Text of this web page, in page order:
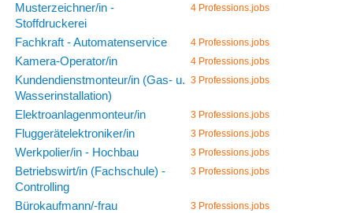
Musterzeichner/in -
Stoffdruckerei
4 Professions.jobs
Fachkraft - Automatenservice 4 Professions.jobs
Kamera-Operator/in 4 Professions.jobs
Kundendienstmonteur/in (Gas- u.
Wasserinstallation)
3 Professions.jobs
Elektroanlagenmonteur/in 3 Professions.jobs
Fluggerätelektroniker/in 3 Professions.jobs
Werkpolier/in - Hochbau 3 Professions.jobs
Betriebswirt/in (Fachschule) -
Controlling
3 Professions.jobs
Bürokaufmann/-frau 3 Professions.jobs